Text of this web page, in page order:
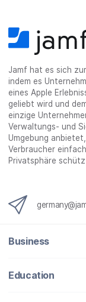
Jamf hat es sich
indem es
eines Apple
geliebt wird und
einzige
Verwaltungs- und
Umgebung
Verbraucher
Privatsphäre
Business
Education